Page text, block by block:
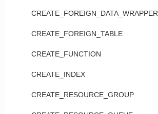
CREATE_FOREIGN_DATA_WRAPPER
CREATE_FOREIGN_TABLE
CREATE_FUNCTION
CREATE_INDEX
CREATE_RESOURCE_GROUP